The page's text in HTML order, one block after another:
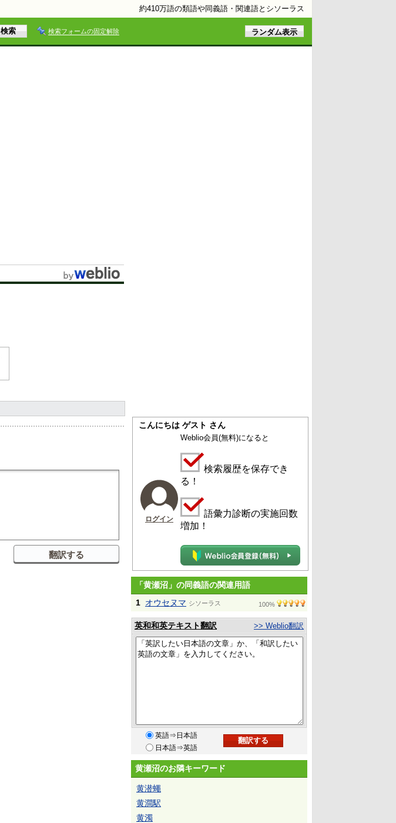
約410万語の類語や同義語・関連語とシソーラス
検索フォームの固定解除
こんにちは ゲスト さん
ログイン
Weblio会員(無料)になると
検索履歴を保存でき
る！
語彙力診断の実施回数
増加！
「黄瀬沼」の同義語の関連用語
1 オウセヌマ シソーラス 100%
英和和英テキスト翻訳 >> Weblio翻訳
英語⇒日本語
日本語⇒英語
黄瀬沼のお隣キーワード
黄潜蠅
黄澗駅
黄濁